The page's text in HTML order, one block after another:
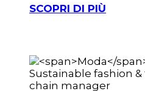
SCOPRI DI PIÙ